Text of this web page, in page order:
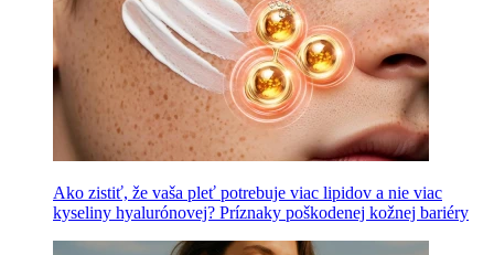
Ako zistiť, že vaša pleť potrebuje viac lipidov a nie viac
kyseliny hyalurónovej? Príznaky poškodenej kožnej bariéry